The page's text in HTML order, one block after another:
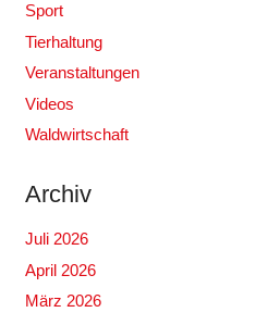
Sport
Tierhaltung
Veranstaltungen
Videos
Waldwirtschaft
Archiv
Juli 2026
April 2026
März 2026